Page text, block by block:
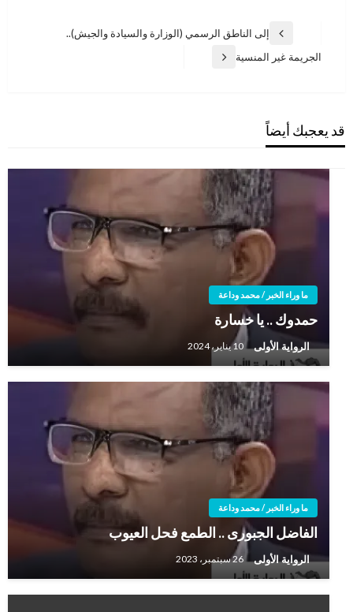
المقالات
المقالة
السابقة
إلى الناطق الرسمي (الوزارة والسيادة والجيش)..
المقالة
الجريمة غير المنسية
قد يعجبك أيضاً
ما وراء الخبر / محمد وداعة
حمدوك .. يا خسارة
الرواية الأولى 10 يناير، 2024
ما وراء الخبر / محمد وداعة
الفاضل الجبورى .. الطمع فحل العيوب
الرواية الأولى 26 سبتمبر، 2023